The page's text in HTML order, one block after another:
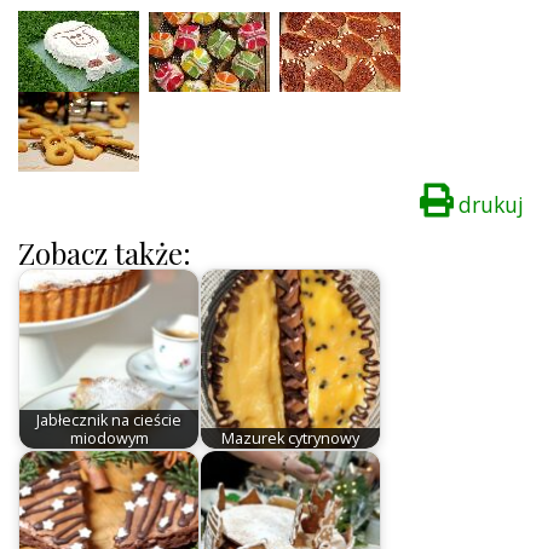
drukuj
Zobacz także:
Jabłecznik na cieście
miodowym
Mazurek cytrynowy